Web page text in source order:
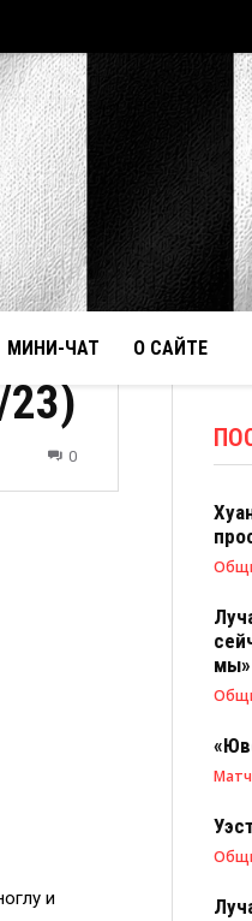
МИНИ-ЧАТ О САЙТЕ
23)
0
и
мы»
Матч